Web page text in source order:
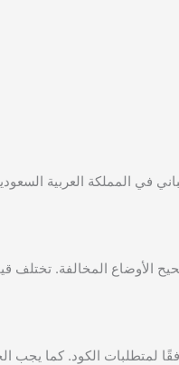
في المملكة العربية
إلى إلزام المخالفين بتصحيح الأوضاع
لمتطلبات الكود. كما يجب